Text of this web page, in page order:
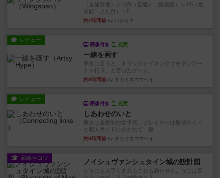
（全体評価）☆10/6（普通）（難易度）☆4/5（世
界観・見た目）☆5...
約7時間前 by ハシオキ
レビュー
画像付き 充実
一線を画す
簡単に言うと、トリックテイキングでモダンアー
トを行う、と言ったゲーム。...
約8時間前 by タカミネコウヘイ
レビュー
画像付き 充実
しあわせのいと
舞台は全寮制の女子高。プレイヤーは探偵サイド
と犯人サイドに分かれて、探...
約8時間前 by タカミネコウヘイ
戦略やコツ ノイシュヴァンシュタイン城の設計図
どうにも上手くあれもこれも満たせるようには置